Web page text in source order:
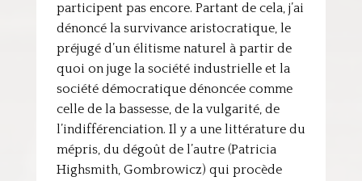
participent pas encore. Partant de cela, j’ai
dénoncé la survivance aristocratique, le
préjugé d’un élitisme naturel à partir de
quoi on juge la société industrielle et la
société démocratique dénoncée comme
celle de la bassesse, de la vulgarité, de
l’indifférenciation. Il y a une littérature du
mépris, du dégoût de l’autre (Patricia
Highsmith, Gombrowicz) qui procède